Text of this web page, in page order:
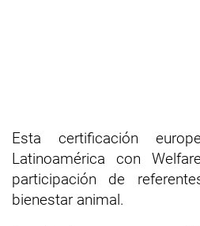
Esta certificación
Latinoamérica con
participación de
bienestar animal.